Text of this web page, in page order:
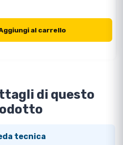
al carrello
di questo
tecnica